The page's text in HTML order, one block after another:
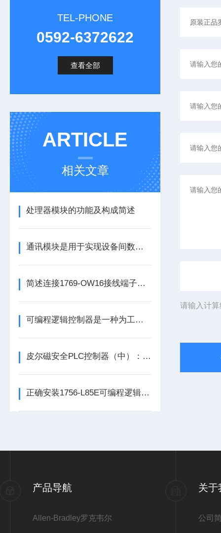
TEL-PHONE
0592-6372622
查看全部
ARTICLE
相关文章
处理器模块的功能及构成简述
通讯模块是用于实现设备间数据传输与通信的集成化硬件组件
简述连接1769-OW16接线端子所需要注意的事项
可编程逻辑控制器是一种为工业环境设计的数字运算操作电子系统
皮尔磁安全PLC控制器（中）：功能与应用
正确安装1756-L85E可编程逻辑控制器能为企业节省大量的时间
请输入计
产品导航
Allen-Bradley罗克韦尔
关于
公司